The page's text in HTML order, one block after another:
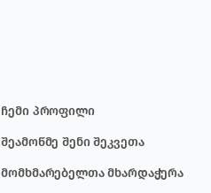
ჩემი პროფილი
შეამოწმე შენი შეკვეთა
მომხმარებელთა მხარდაჭერა